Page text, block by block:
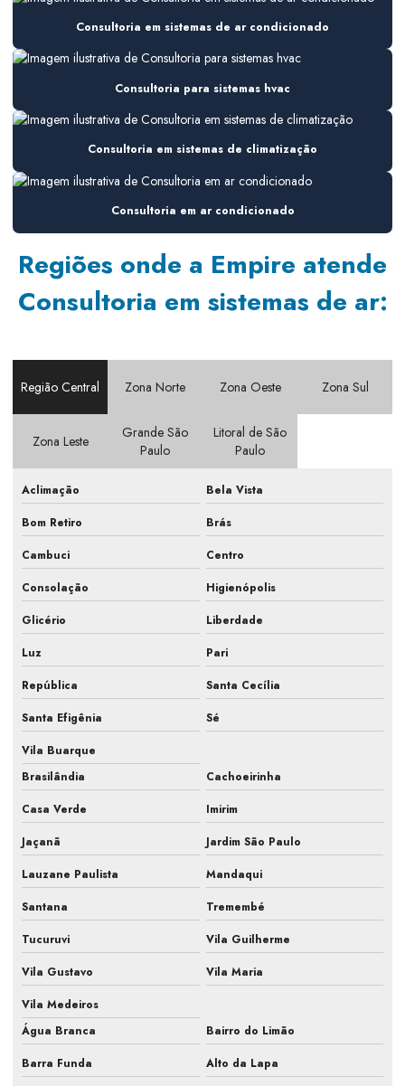
Consultoria em climatização
Consultoria em climatização industrial
Consultoria hvac
Consultoria instalação hvac
Consultoria manutenção hvac
Consultoria em sistemas de ar condicionado
Consultoria em sistemas de climatização
Elaboração de pmoc
Elaboração de pmoc em escritório
Elaboração de pmoc em indústria
Elaboração de projetos de ar condicionado
Empresa de ar condicionado
Empresa de ar condicionado industrial
Empresa de ar condicionado e refrigeração
Empresa climatizador industrial
Empresa de elaboração pmoc ar condicionado
Empresa especializada pmoc ar condicionado
Empresa de manutenção de ar condicionado
Empresa de manutenção de ar condicionado sp
Empresa de manutenção de ar condicionado split
Empresa de manutenção preventiva ar condicionado
Empresa prestação de serviços ar condicionado
Empresa que faz pmoc para ar condicionado
Consultoria em sistemas de ar condicionado
Consultoria para sistemas hvac
Consultoria em sistemas de climatização
Consultoria em ar condicionado
Regiões onde a Empire atende
Consultoria em sistemas de ar:
Região Central Zona Norte Zona Oeste Zona Sul
Zona Leste
Grande São
Paulo
Litoral de São
Paulo
Aclimação
Bela Vista
Bom Retiro
Brás
Cambuci
Centro
Consolação
Higienópolis
Glicério
Liberdade
Luz
Pari
República
Santa Cecília
Santa Efigênia
Sé
Vila Buarque
Brasilândia
Cachoeirinha
Casa Verde
Imirim
Jaçanã
Jardim São Paulo
Lauzane Paulista
Mandaqui
Santana
Tremembé
Tucuruvi
Vila Guilherme
Vila Gustavo
Vila Maria
Vila Medeiros
Água Branca
Bairro do Limão
Barra Funda
Alto da Lapa